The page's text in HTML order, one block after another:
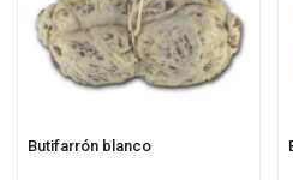
Butifarrón blanco